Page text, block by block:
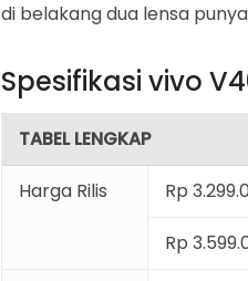
di belakang dua lensa
Spesifikasi vivo
TABEL LENGKAP
Harga Rilis Rp
Rp